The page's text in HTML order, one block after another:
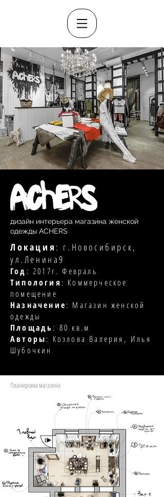
дизайн интерьера магазина женской
одежды ACHERS
Локация : г.Новосибирск,
ул.Ленина9
Год : 2017г. Февраль
Типология : Коммерческое
помещение
Назначение: Магазин женской
одежды
Площадь : 80 кв.м
Авторы: Козлова Валерия, Илья
Шубочкин
Планировка магазина